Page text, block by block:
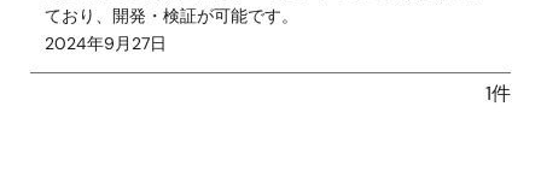
ており、開発・検証が可能です。
2024年9月27日
1件